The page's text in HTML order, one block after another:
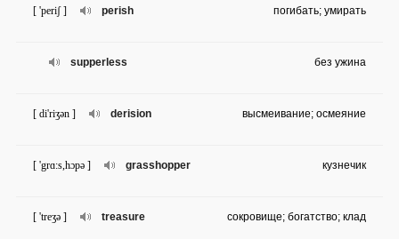
perish
[ 'periʃ ] погибать; умирать
supperless без ужина
derision
[ di'riʒən ] высмеивание; осмеяние
grasshopper
[ 'grɑ:s,hɔpə ] кузнечик
treasure
[ 'treʒə ] сокровище; богатство; клад